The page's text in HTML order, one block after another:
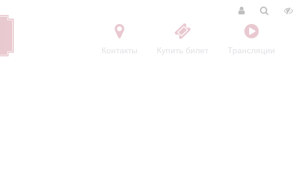
Контакты Купить билет Трансляции